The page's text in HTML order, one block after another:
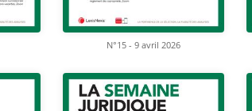
N°15 - 9 avril 2026